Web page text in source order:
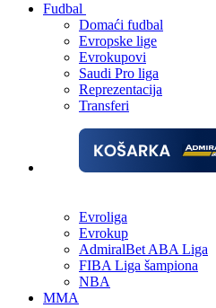
Fudbal
Domaći fudbal
Evropske lige
Evrokupovi
Saudi Pro liga
Reprezentacija
Transferi
Evroliga
Evrokup
AdmiralBet ABA Liga
FIBA Liga šampiona
NBA
MMA